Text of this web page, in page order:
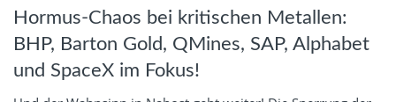
Hormus-Chaos bei kritischen Metallen:
BHP, Barton Gold, QMines, SAP, Alphabet
und SpaceX im Fokus!